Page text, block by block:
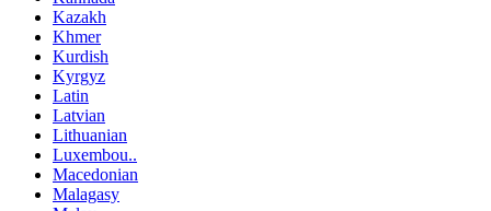
Kazakh
Khmer
Kurdish
Kyrgyz
Latin
Latvian
Lithuanian
Luxembou..
Macedonian
Malagasy